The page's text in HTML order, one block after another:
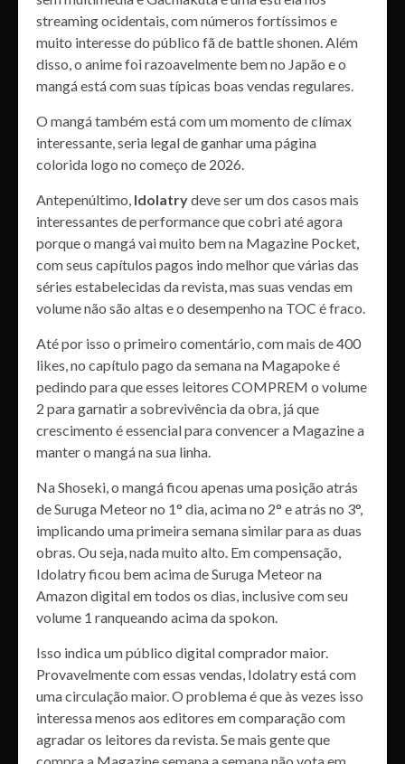
streaming ocidentais, com números fortíssimos e
muito interesse do público fã de battle shonen. Além
disso, o anime foi razoavelmente bem no Japão e o
mangá está com suas típicas boas vendas regulares.
O mangá também está com um momento de clímax
interessante, seria legal de ganhar uma página
colorida logo no começo de 2026.
Antepenúltimo, Idolatrydeve ser um dos casos mais
interessantes de performance que cobri até agora
porque o mangá vai muito bem na Magazine Pocket,
com seus capítulos pagos indo melhor que várias das
séries estabelecidas da revista, mas suas vendas em
volume não são altas e o desempenho na TOC é fraco.
Até por isso o primeiro comentário, com mais de 400
likes, no capítulo pago da semana na Magapoke é
pedindo para que esses leitores COMPREM o volume
2 para garnatir a sobrevivência da obra, já que
crescimento é essencial para convencer a Magazine a
manter o mangá na sua linha.
Na Shoseki, o mangá ficou apenas uma posição atrás
de Suruga Meteor no 1° dia, acima no 2° e atrás no 3°,
implicando uma primeira semana similar para as duas
obras. Ou seja, nada muito alto. Em compensação,
Idolatry ficou bem acima de Suruga Meteor na
Amazon digital em todos os dias, inclusive com seu
volume 1 ranqueando acima da spokon.
Isso indica um público digital comprador maior.
Provavelmente com essas vendas, Idolatry está com
uma circulação maior. O problema é que às vezes isso
interessa menos aos editores em comparação com
agradar os leitores da revista. Se mais gente que